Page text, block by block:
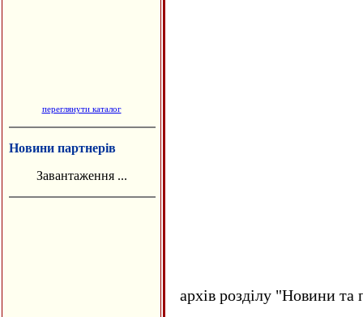
переглянути каталог
Новини партнерів
Завантаження ...
архів розділу "Новини та